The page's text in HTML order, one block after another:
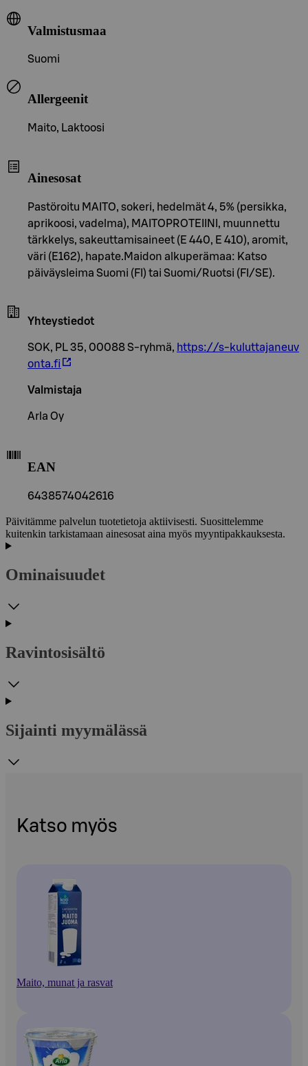
Valmistusmaa
Suomi
Allergeenit
Maito, Laktoosi
Ainesosat
Pastöroitu MAITO, sokeri, hedelmät 4, 5% (persikka,
aprikoosi, vadelma), MAITOPROTEIINI, muunnettu
tärkkelys, sakeuttamisaineet (E 440, E 410), aromit,
väri (E162), hapate.Maidon alkuperämaa: Katso
päiväysleima Suomi (FI) tai Suomi/Ruotsi (FI/SE).
Yhteystiedot
SOK, PL 35, 00088 S-ryhmä, https://s-kuluttajaneuv
onta.fi
Valmistaja
Arla Oy
EAN
6438574042616
Päivitämme palvelun tuotetietoja aktiivisesti. Suosittelemme
kuitenkin tarkistamaan ainesosat aina myös myyntipakkauksesta.
Ominaisuudet
Ravintosisältö
Sijainti myymälässä
Katso myös
Maito, munat ja rasvat